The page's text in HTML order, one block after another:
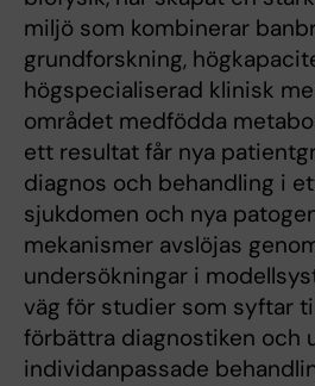
miljö som kombinerar
grundforskning,
högspecialiserad klinisk
området medfödda
ett resultat får nya
diagnos och behandling i
sjukdomen och nya
mekanismer avslöjas
undersökningar i
väg för studier som syftar
förbättra diagnostiken och
individanpassade